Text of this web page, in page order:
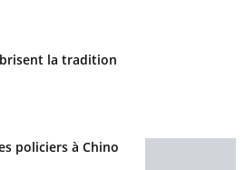
la tradition
policiers à Chino